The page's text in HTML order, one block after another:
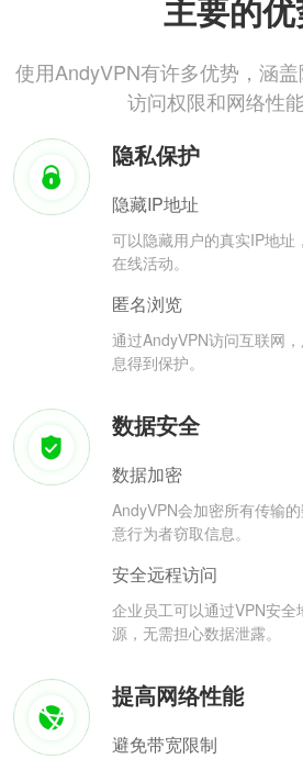
主要的
使用AndyVPN有许多优势，涵盖
访问权限和网络性
隐私保护
隐藏IP地址
可以隐藏用户的真实IP地址
在线活动。
匿名浏览
通过AndyVPN访问互联网
息得到保护。
数据安全
数据加密
AndyVPN会加密所有传输
意行为者窃取信息。
安全远程访问
企业员工可以通过VPN安
源，无需担心数据泄露。
提高网络性能
避免带宽限制